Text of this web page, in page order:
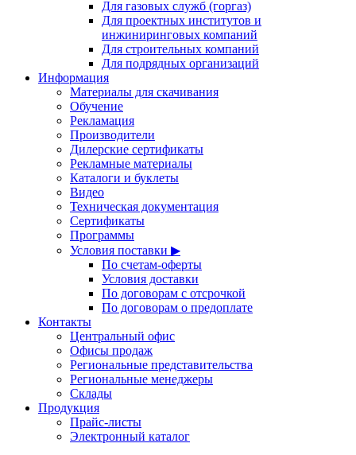
Для газовых служб (горгаз)
Для проектных институтов и
инжиниринговых компаний
Для строительных компаний
Для подрядных организаций
Информация
Материалы для скачивания
Обучение
Рекламация
Производители
Дилерские сертификаты
Рекламные материалы
Каталоги и буклеты
Видео
Техническая документация
Сертификаты
Программы
Условия поставки ▶
По счетам-оферты
Условия доставки
По договорам с отсрочкой
По договорам о предоплате
Контакты
Центральный офис
Офисы продаж
Региональные представительства
Региональные менеджеры
Склады
Продукция
Прайс-листы
Электронный каталог